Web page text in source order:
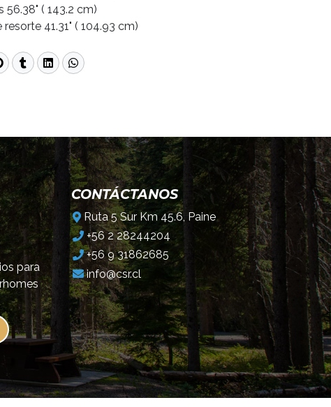
( 143.2 cm)
41.31" ( 104.93 cm)
para
CONTÁCTANOS
Ruta 5 Sur Km 45.6, Paine
+56 2 28244204
+56 9 31862685
info@csr.cl